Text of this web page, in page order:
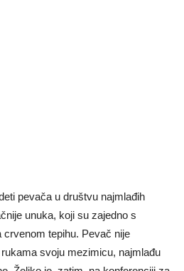
pevača u društvu najmlađih
unuka, koji su zajedno s
tepihu. Pevač nije
svoju mezimicu, najmlađu